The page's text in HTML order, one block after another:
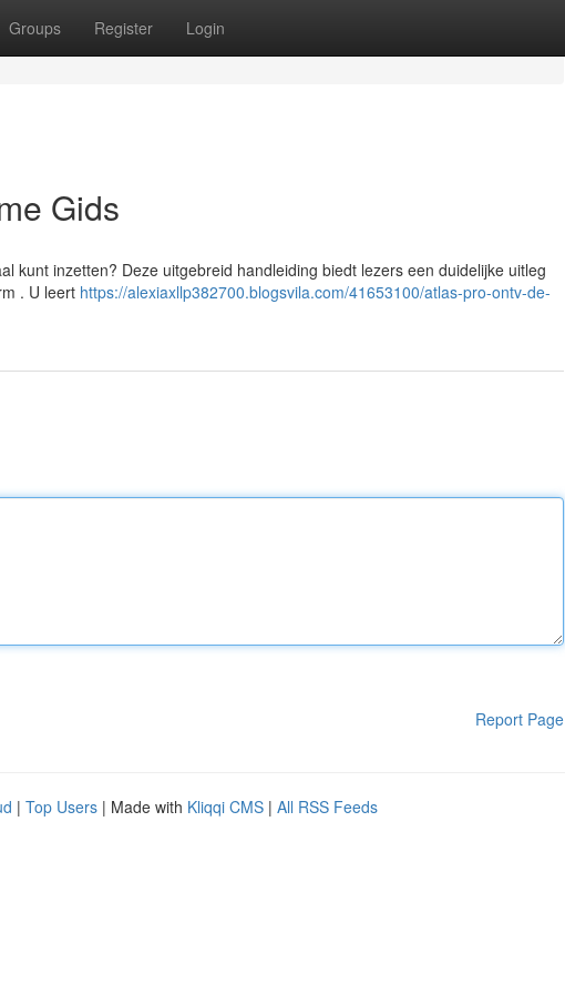
Groups Register Login
Gids
kunt inzetten? Deze uitgebreid handleiding biedt lezers een duidelijke uitleg
. U leert https://alexiaxllp382700.blogsvila.com/41653100/atlas-pro-ontv-de-
Report Page
| Top Users | Made with Kliqqi CMS | All RSS Feeds